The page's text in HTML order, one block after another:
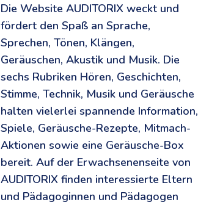
Die Website AUDITORIX weckt und
fördert den Spaß an Sprache,
Sprechen, Tönen, Klängen,
Geräuschen, Akustik und Musik. Die
sechs Rubriken Hören, Geschichten,
Stimme, Technik, Musik und Geräusche
halten vielerlei spannende Information,
Spiele, Geräusche-Rezepte, Mitmach-
Aktionen sowie eine Geräusche-Box
bereit. Auf der Erwachsenenseite von
AUDITORIX finden interessierte Eltern
und Pädagoginnen und Pädagogen